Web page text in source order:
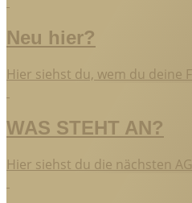
Neu hier?
Hier siehst du, wem du deine
WAS STEHT AN?
Hier siehst du die nächsten